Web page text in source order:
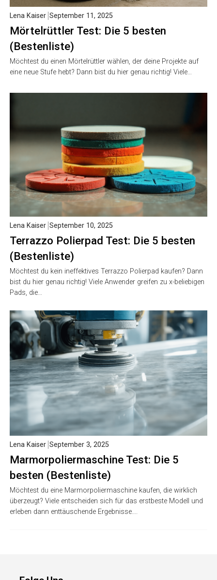
Mörtelrüttler Test: Die 5 besten
(Bestenliste)
Lena Kaiser September 11, 2025
Möchtest du einen Mörtelrüttler wählen, der deine Projekte auf
eine neue Stufe hebt? Dann bist du hier genau richtig! Viele…
Terrazzo Polierpad Test: Die 5 besten
(Bestenliste)
Lena Kaiser September 10, 2025
Möchtest du kein ineffektives Terrazzo Polierpad kaufen? Dann
bist du hier genau richtig! Viele Anwender greifen zu x-beliebigen
Pads, die…
Marmorpoliermaschine Test: Die 5
besten (Bestenliste)
Lena Kaiser September 3, 2025
Möchtest du eine Marmorpoliermaschine kaufen, die wirklich
überzeugt? Viele entscheiden sich für das erstbeste Modell und
erleben dann enttäuschende Ergebnisse….